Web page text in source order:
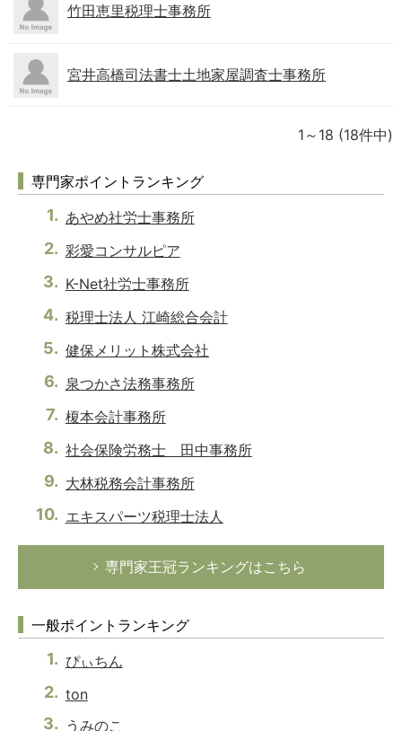
竹田恵里税理士事務所
宮井高橋司法書士土地家屋調査士事務所
1～18 (18件中)
専門家ポイントランキング
あやめ社労士事務所
彩愛コンサルピア
K-Net社労士事務所
税理士法人 江崎総合会計
健保メリット株式会社
泉つかさ法務事務所
榎本会計事務所
社会保険労務士 田中事務所
大林税務会計事務所
エキスパーツ税理士法人
専門家王冠ランキングはこちら
一般ポイントランキング
ぴぃちん
ton
うみのこ